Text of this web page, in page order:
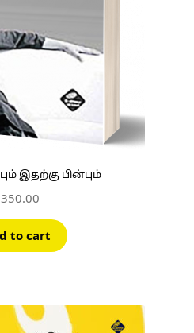
இதற்கு பின்பும்
350.00
to cart